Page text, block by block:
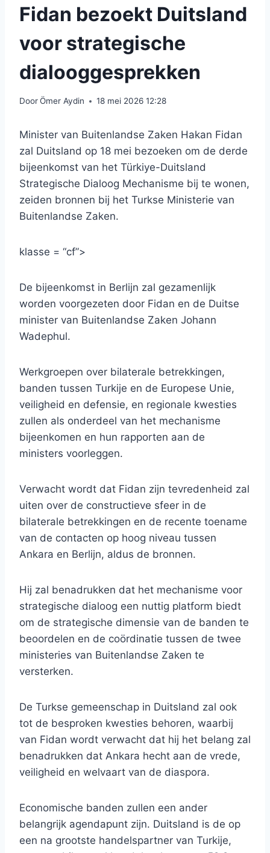
Fidan bezoekt Duitsland
voor strategische
dialooggesprekken
DoorÖmer Aydin 18 mei 2026 12:28
Minister van Buitenlandse Zaken Hakan Fidan
zal Duitsland op 18 mei bezoeken om de derde
bijeenkomst van het Türkiye-Duitsland
Strategische Dialoog Mechanisme bij te wonen,
zeiden bronnen bij het Turkse Ministerie van
Buitenlandse Zaken.
klasse = “cf”>
De bijeenkomst in Berlijn zal gezamenlijk
worden voorgezeten door Fidan en de Duitse
minister van Buitenlandse Zaken Johann
Wadephul.
Werkgroepen over bilaterale betrekkingen,
banden tussen Turkije en de Europese Unie,
veiligheid en defensie, en regionale kwesties
zullen als onderdeel van het mechanisme
bijeenkomen en hun rapporten aan de
ministers voorleggen.
Verwacht wordt dat Fidan zijn tevredenheid zal
uiten over de constructieve sfeer in de
bilaterale betrekkingen en de recente toename
van de contacten op hoog niveau tussen
Ankara en Berlijn, aldus de bronnen.
Hij zal benadrukken dat het mechanisme voor
strategische dialoog een nuttig platform biedt
om de strategische dimensie van de banden te
beoordelen en de coördinatie tussen de twee
ministeries van Buitenlandse Zaken te
versterken.
De Turkse gemeenschap in Duitsland zal ook
tot de besproken kwesties behoren, waarbij
van Fidan wordt verwacht dat hij het belang zal
benadrukken dat Ankara hecht aan de vrede,
veiligheid en welvaart van de diaspora.
Economische banden zullen een ander
belangrijk agendapunt zijn. Duitsland is de op
een na grootste handelspartner van Turkije,